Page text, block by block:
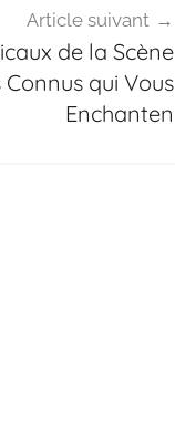
Article suivant
de la Scène
qui Vous
Enchanten